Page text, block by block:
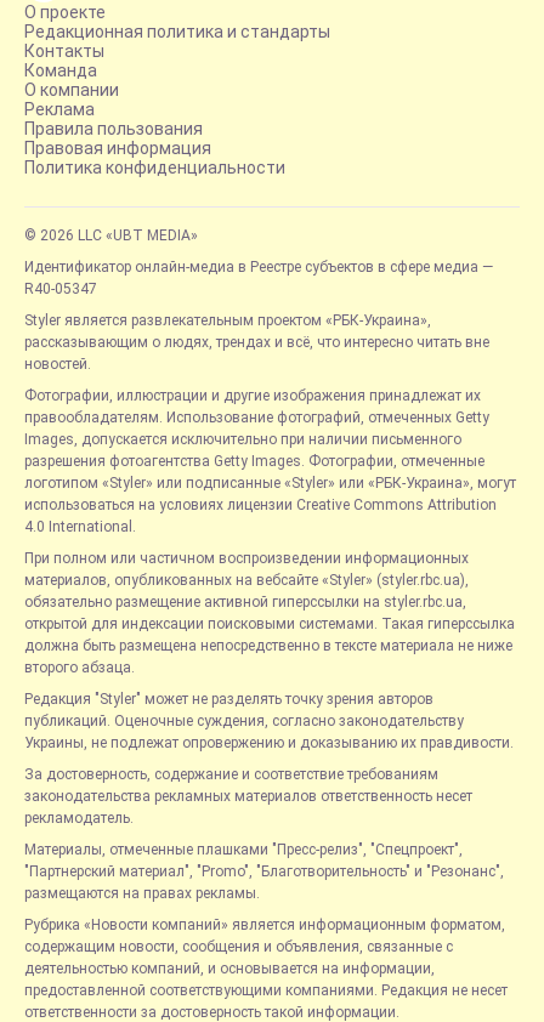
О проекте
Редакционная политика и стандарты
Контакты
Команда
О компании
Реклама
Правила пользования
Правовая информация
Политика конфиденциальности
© 2026 LLC «UBT MEDIA»
Идентификатор онлайн-медиа в Реестре субъектов в сфере медиа —
R40-05347
Styler является развлекательным проектом «РБК-Украина»,
рассказывающим о людях, трендах и всё, что интересно читать вне
новостей.
Фотографии, иллюстрации и другие изображения принадлежат их
правообладателям. Использование фотографий, отмеченных Getty
Images, допускается исключительно при наличии письменного
разрешения фотоагентства Getty Images. Фотографии, отмеченные
логотипом «Styler» или подписанные «Styler» или «РБК-Украина», могут
использоваться на условиях лицензии Creative Commons Attribution
4.0 International.
При полном или частичном воспроизведении информационных
материалов, опубликованных на вебсайте «Styler» (styler.rbc.ua),
обязательно размещение активной гиперссылки на styler.rbc.ua,
открытой для индексации поисковыми системами. Такая гиперссылка
должна быть размещена непосредственно в тексте материала не ниже
второго абзаца.
Редакция "Styler" может не разделять точку зрения авторов
публикаций. Оценочные суждения, согласно законодательству
Украины, не подлежат опровержению и доказыванию их правдивости.
За достоверность, содержание и соответствие требованиям
законодательства рекламных материалов ответственность несет
рекламодатель.
Материалы, отмеченные плашками "Пресс-релиз", "Спецпроект",
"Партнерский материал", "Promo", "Благотворительность" и "Резонанс",
размещаются на правах рекламы.
Рубрика «Новости компаний» является информационным форматом,
содержащим новости, сообщения и объявления, связанные с
деятельностью компаний, и основывается на информации,
предоставленной соответствующими компаниями. Редакция не несет
ответственности за достоверность такой информации.